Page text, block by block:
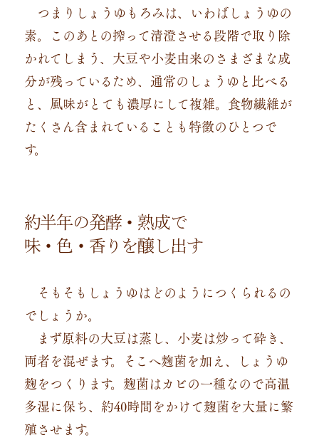
つまりしょうゆもろみは、いわばしょうゆの
素。このあとの搾って清澄させる段階で取り除
かれてしまう、大豆や小麦由来のさまざまな成
分が残っているため、通常のしょうゆと比べる
と、風味がとても濃厚にして複雑。食物繊維が
たくさん含まれていることも特徴のひとつで
す。
約半年の発酵・熟成で
味・色・香りを醸し出す
そもそもしょうゆはどのようにつくられるの
でしょうか。
まず原料の大豆は蒸し、小麦は炒って砕き、
両者を混ぜます。そこへ麹菌を加え、しょうゆ
麹をつくります。麹菌はカビの一種なので高温
多湿に保ち、約40時間をかけて麹菌を大量に繁
殖させます。